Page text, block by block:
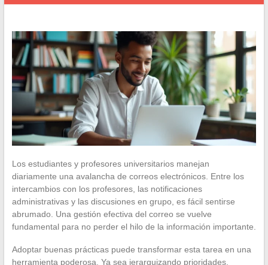
Los estudiantes y profesores universitarios manejan
diariamente una avalancha de correos electrónicos. Entre los
intercambios con los profesores, las notificaciones
administrativas y las discusiones en grupo, es fácil sentirse
abrumado. Una gestión efectiva del correo se vuelve
fundamental para no perder el hilo de la información importante.
Adoptar buenas prácticas puede transformar esta tarea en una
herramienta poderosa. Ya sea jerarquizando prioridades,